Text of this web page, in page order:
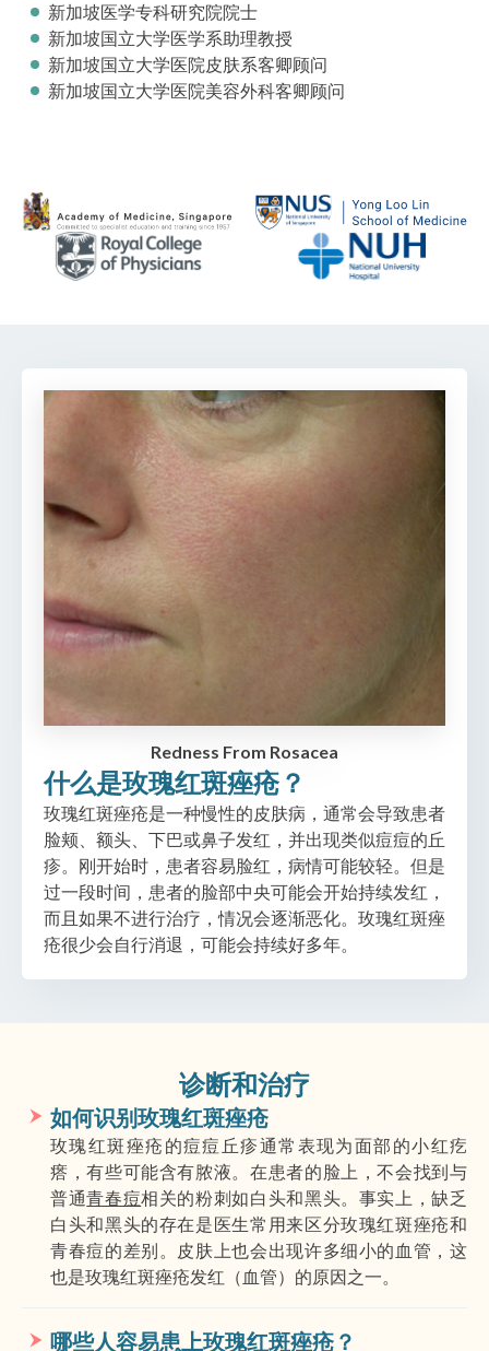
新加坡医学专科研究院院士
新加坡国立大学医学系助理教授
新加坡国立大学医院皮肤系客卿顾问
新加坡国立大学医院美容外科客卿顾问
Redness From Rosacea
什么是玫瑰红斑痤疮？
玫瑰红斑痤疮是一种慢性的皮肤病，通常会导致患者
脸颊、额头、下巴或鼻子发红，并出现类似痘痘的丘
疹。刚开始时，患者容易脸红，病情可能较轻。但是
过一段时间，患者的脸部中央可能会开始持续发红，
而且如果不进行治疗，情况会逐渐恶化。玫瑰红斑痤
疮很少会自行消退，可能会持续好多年。
诊断和治疗
如何识别玫瑰红斑痤疮
玫瑰红斑痤疮的痘痘丘疹通常表现为面部的小红疙
瘩，有些可能含有脓液。在患者的脸上，不会找到与
普通青春痘相关的粉刺如白头和黑头。事实上，缺乏
白头和黑头的存在是医生常用来区分玫瑰红斑痤疮和
青春痘的差别。皮肤上也会出现许多细小的血管，这
也是玫瑰红斑痤疮发红（血管）的原因之一。
哪些人容易患上玫瑰红斑痤疮？